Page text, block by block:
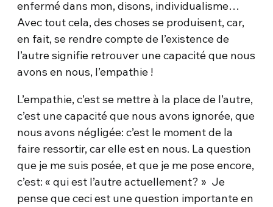
enfermé dans mon, disons, individualisme…
Avec tout cela, des choses se produisent, car,
en fait, se rendre compte de l’existence de
l’autre signifie retrouver une capacité que nous
avons en nous, l’empathie !
L’empathie, c’est se mettre à la place de l’autre,
c’est une capacité que nous avons ignorée, que
nous avons négligée: c’est le moment de la
faire ressortir, car elle est en nous. La question
que je me suis posée, et que je me pose encore,
c’est: « qui est l’autre actuellement? » Je
pense que ceci est une question importante en